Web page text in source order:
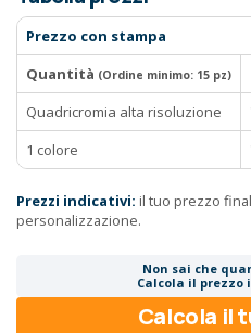
Prezzo con stampa
Quantità (Ordine minimo: 15 pz)
Quadricromia alta risoluzione
1 colore
Prezzi indicativi: il tuo prezzo
personalizzazione.
Non sai che
Calcola il prezzo
Calcola il